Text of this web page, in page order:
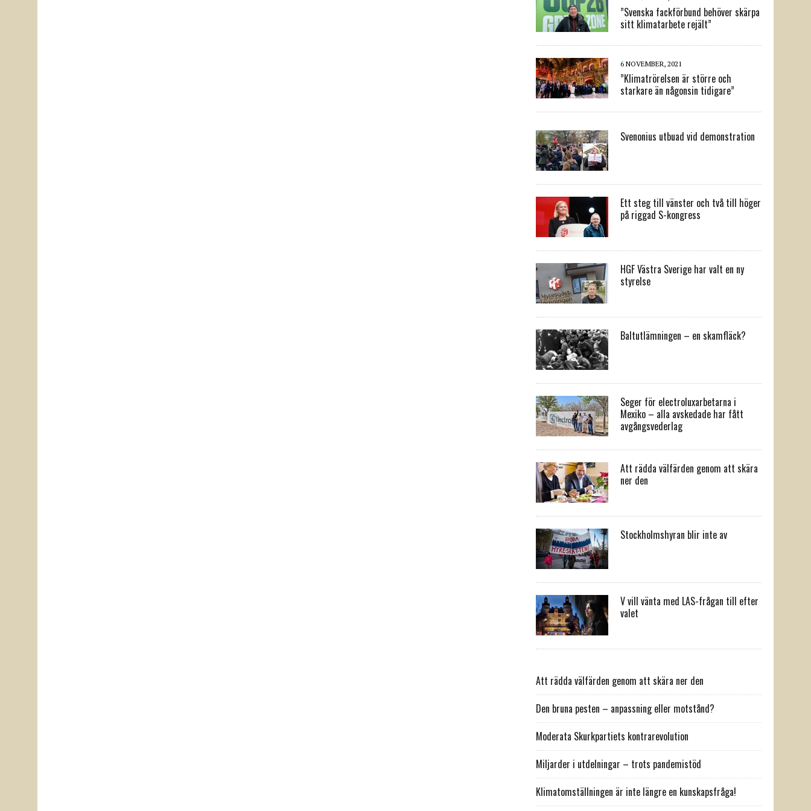
”Svenska fackförbund behöver skärpa
sitt klimatarbete rejält”
6 NOVEMBER, 2021
”Klimatrörelsen är större och
starkare än någonsin tidigare”
Svenonius utbuad vid demonstration
Ett steg till vänster och två till höger
på riggad S-kongress
HGF Västra Sverige har valt en ny
styrelse
Baltutlämningen – en skamfläck?
Seger för electroluxarbetarna i
Mexiko – alla avskedade har fått
avgångsvederlag
Att rädda välfärden genom att skära
ner den
Stockholmshyran blir inte av
V vill vänta med LAS-frågan till efter
valet
Att rädda välfärden genom att skära ner den
Den bruna pesten – anpassning eller motstånd?
Moderata Skurkpartiets kontrarevolution
Miljarder i utdelningar – trots pandemistöd
Klimatomställningen är inte längre en kunskapsfråga!